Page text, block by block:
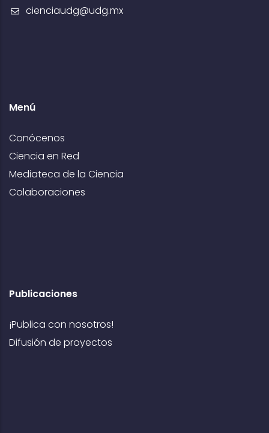
cienciaudg@udg.mx
Menú
Conócenos
Ciencia en Red
Mediateca de la Ciencia
Colaboraciones
Publicaciones
¡Publica con nosotros!
Difusión de proyectos